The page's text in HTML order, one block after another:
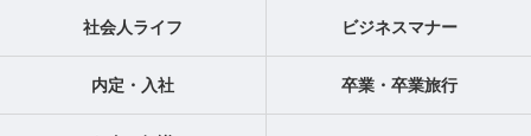
社会人ライフ ビジネスマナー
内定・入社 卒業・卒業旅行